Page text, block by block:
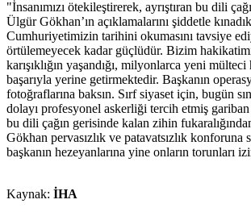
"İnsanımızı ötekileştirerek, ayrıştıran bu dili
Ülgür Gökhan’ın açıklamalarını şiddetle
Cumhuriyetimizin tarihini okumasını tavsiye
örtülemeyecek kadar güçlüdür. Bizim
karışıklığın yaşandığı, milyonlarca yeni
başarıyla yerine getirmektedir. Başkanın
fotoğraflarına baksın. Sırf siyaset için, bugün
dolayı profesyonel askerliği tercih etmiş
bu dili çağın gerisinde kalan zihin
Gökhan pervasızlık ve patavatsızlık
başkanın hezeyanlarına yine onların torunları
Kaynak: İHA